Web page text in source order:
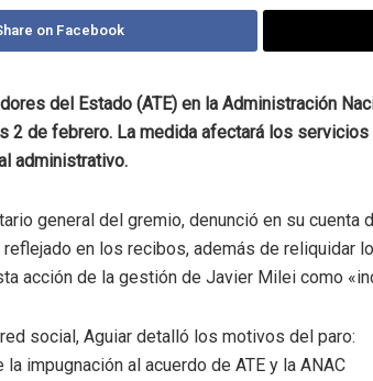
on Facebook
del Estado (ATE) en la Administración
2 de febrero. La medida afectará los
administrativo.
general del gremio, denunció en su cuenta
en los recibos, además de reliquidar
acción de la gestión de Javier Milei como
social, Aguiar detalló los motivos del paro:
impugnación al acuerdo de ATE y la ANAC